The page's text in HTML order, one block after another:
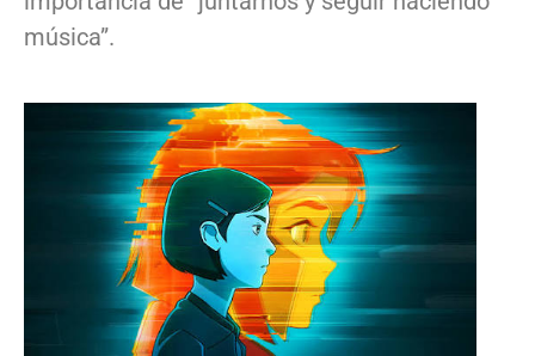
música”.